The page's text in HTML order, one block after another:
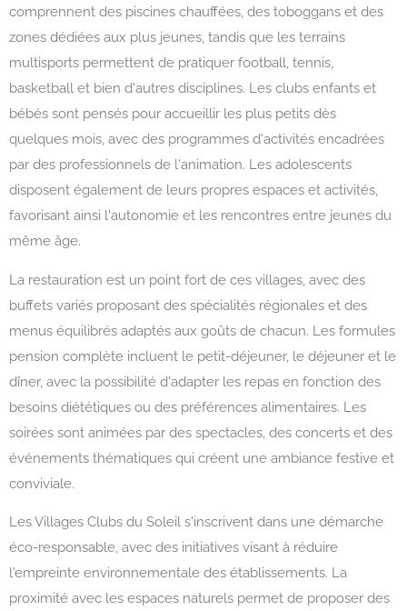
comprennent des piscines chauffées, des toboggans et des
zones dédiées aux plus jeunes, tandis que les terrains
multisports permettent de pratiquer football, tennis,
basketball et bien d'autres disciplines. Les clubs enfants et
bébés sont pensés pour accueillir les plus petits dès
quelques mois, avec des programmes d'activités encadrées
par des professionnels de l'animation. Les adolescents
disposent également de leurs propres espaces et activités,
favorisant ainsi l'autonomie et les rencontres entre jeunes du
même âge.
La restauration est un point fort de ces villages, avec des
buffets variés proposant des spécialités régionales et des
menus équilibrés adaptés aux goûts de chacun. Les formules
pension complète incluent le petit-déjeuner, le déjeuner et le
dîner, avec la possibilité d'adapter les repas en fonction des
besoins diététiques ou des préférences alimentaires. Les
soirées sont animées par des spectacles, des concerts et des
événements thématiques qui créent une ambiance festive et
conviviale.
Les Villages Clubs du Soleil s'inscrivent dans une démarche
éco-responsable, avec des initiatives visant à réduire
l'empreinte environnementale des établissements. La
proximité avec les espaces naturels permet de proposer des